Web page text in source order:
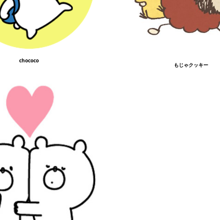
chococo
もじゃクッキー